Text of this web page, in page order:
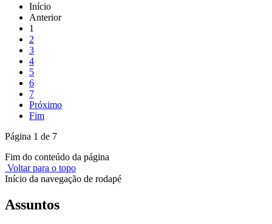
Início
Anterior
1
2
3
4
5
6
7
Próximo
Fim
Página 1 de 7
Fim do conteúdo da página
Voltar para o topo
Início da navegação de rodapé
Assuntos